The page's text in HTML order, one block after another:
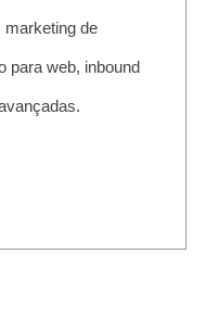
marketing de
para web, inbound